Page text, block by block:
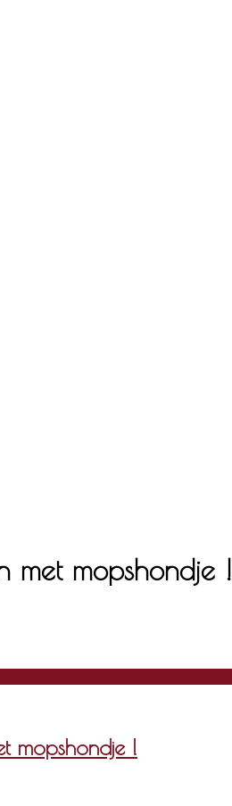
met mopshondje !
mopshondje !